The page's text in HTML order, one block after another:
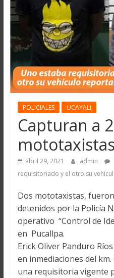
POLICIALES UCAYALI
Capturan a 2
mototaxistas
abril 29, 2021 admin
requisitoriado y el otro su
Dos mototaxistas,
detenidos por la Policía
operativo “Control de
en Pucallpa.
Erick Oliver Panduro
en inmediaciones del
una requisitoria vigente